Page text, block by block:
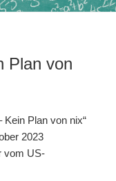
Plan von
Kein Plan von nix“
2023
vom US-